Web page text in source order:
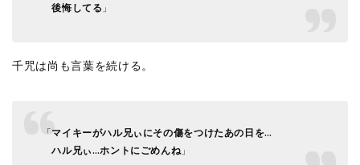
後悔してる 」
千咒は尚も言葉を続ける。
「マイキーがハル兄ぃにその傷をつけたあの日を…
ハル兄ぃ…ホントにごめんね」